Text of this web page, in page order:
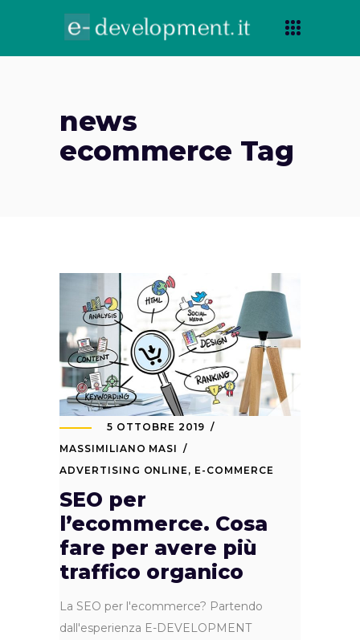
news
ecommerce Tag
5 OTTOBRE 2019
MASSIMILIANO MASI
ADVERTISING ONLINE, E-COMMERCE
SEO per
l’ecommerce. Cosa
fare per avere più
traffico organico
La SEO per l'ecommerce? Partendo
dall'esperienza E-DEVELOPMENT